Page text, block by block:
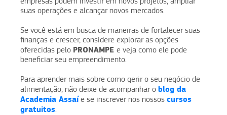
suas operações e alcançar novos mercados.
Se você está em busca de maneiras de fortalecer suas
finanças e crescer, considere explorar as opções
oferecidas pelo PRONAMPE e veja como ele pode
beneficiar seu empreendimento.
Para aprender mais sobre como gerir o seu negócio de
alimentação, não deixe de acompanhar o blog da
Academia Assaíe se inscrever nos nossos cursos
gratuitos.